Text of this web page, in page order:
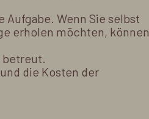
Wenn Sie selbst
erholen möchten, können
betreut.
die Kosten der